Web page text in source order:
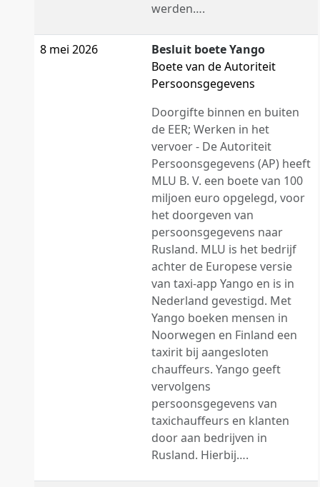
werden….
8 mei 2026
Besluit boete Yango
Boete van de Autoriteit
Persoonsgegevens
Doorgifte binnen en buiten
de EER; Werken in het
vervoer - De Autoriteit
Persoonsgegevens (AP) heeft
MLU B. V. een boete van 100
miljoen euro opgelegd, voor
het doorgeven van
persoonsgegevens naar
Rusland. MLU is het bedrijf
achter de Europese versie
van taxi-app Yango en is in
Nederland gevestigd. Met
Yango boeken mensen in
Noorwegen en Finland een
taxirit bij aangesloten
chauffeurs. Yango geeft
vervolgens
persoonsgegevens van
taxichauffeurs en klanten
door aan bedrijven in
Rusland. Hierbij….